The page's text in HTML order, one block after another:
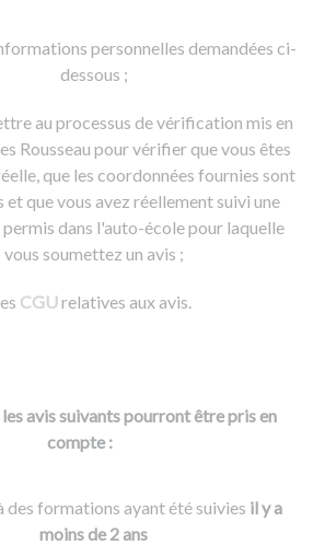
personnelles demandées ci-
dessous ;
au processus de vérification mis en
Rousseau pour vérifier que vous êtes
que les coordonnées fournies sont
et que vous avez réellement suivi une
dans l'auto-école pour laquelle
vous soumettez un avis ;
CGUrelatives aux avis.
avis suivants pourront être pris en
compte :
des formations ayant été suivies il y a
moins de 2 ans